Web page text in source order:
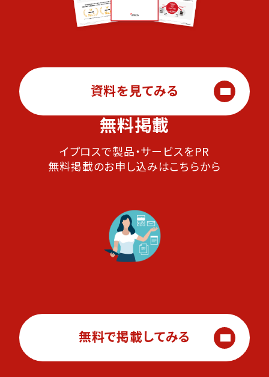
資料を見てみる
無料掲載
イプロスで製品・サービスをPR
無料掲載のお申し込みはこちらから
無料で掲載してみる